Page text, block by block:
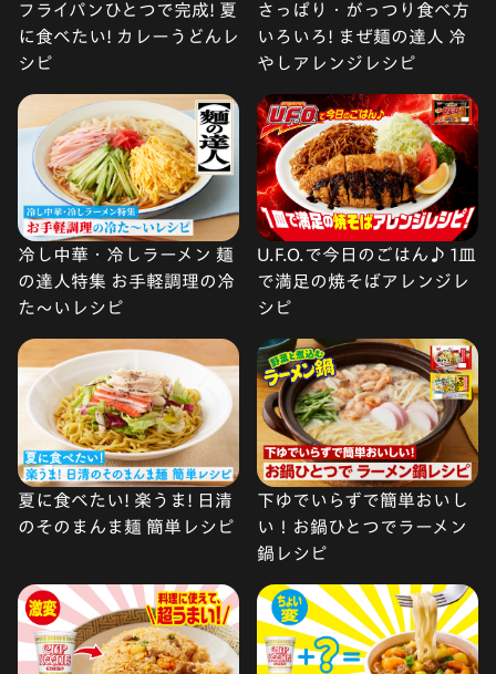
フライパンひとつで完成! 夏
に食べたい! カレーうどんレ
シピ
さっぱり・がっつり食べ方
いろいろ! まぜ麺の達人 冷
やしアレンジレシピ
冷し中華・冷しラーメン 麺
の達人特集 お手軽調理の冷
た〜いレシピ
U.F.O.で今日のごはん♪ 1皿
で満足の焼そばアレンジレ
シピ
夏に食べたい! 楽うま! 日清
のそのまんま麺 簡単レシピ
下ゆでいらずで簡単おいし
い！お鍋ひとつでラーメン
鍋レシピ